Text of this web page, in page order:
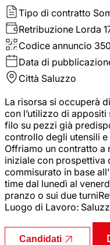
Tipo di contratto
Retribuzione Lorda
Codice annuncio
Data di
Città Saluzzo
La risorsa si occuperà
con l’utilizzo di
filo su pezzi già
controllo degli utensili
Offriamo un contratto a
iniziale con prospettiva
commisurato in base
time dal lunedì al
pranzo o sui due
Luogo di Lavoro:
Candidati